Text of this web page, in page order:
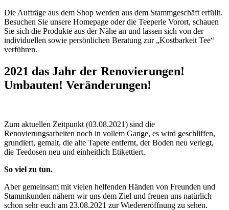
Die Aufträge aus dem Shop werden aus dem Stammgeschäft erfüllt.
Besuchen Sie unsere Homepage oder die Teeperle Vorort, schauen
Sie sich die Produkte aus der Nähe an und lassen sich von der
individuellen sowie persönlichen Beratung zur „Kostbarkeit Tee“
verführen.
2021 das Jahr der Renovierungen!
Umbauten! Veränderungen!
Zum aktuellen Zeitpunkt (03.08.2021) sind die
Renovierungsarbeiten noch in vollem Gange, es wird geschliffen,
grundiert, gemalt, die alte Tapete entfernt, der Boden neu verlegt,
die Teedosen neu und einheitlich Etikettiert.
So viel zu tun.
Aber gemeinsam mit vielen helfenden Händen von Freunden und
Stammkunden nähern wir uns dem Ziel und freuen uns natürlich
schon sehr euch am 23.08.2021 zur Wiedereröffnung zu sehen.